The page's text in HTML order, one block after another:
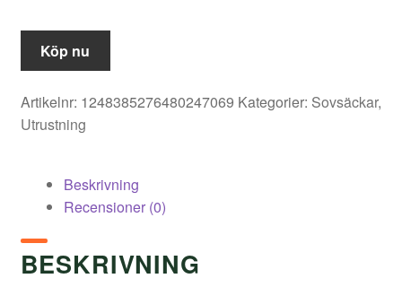
Köp nu
Artikelnr: 1248385276480247069 Kategorier: Sovsäckar,
Utrustning
Beskrivning
Recensioner (0)
BESKRIVNING